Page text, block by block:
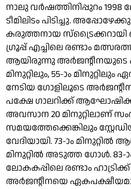
നാലു വര്‍ഷത്തിനിപ്പുറം 1998
ടീമിലിടം പിടിച്ചു.
കരുത്തനായ സ്ട്രൈക്കറായി
ഗ്രൂപ്പ് എച്ചിലെ രണ്ടാം
ആയിരുന്നു അര്‍ജന്റീനയുടെ
മിനുറ്റിലും, 55-ാം മിനുറ്റിലും
നേടിയ ഗോളിലൂടെ
പക്ഷേ ഗാലറിക്ക്
അവസാന 20 മിനുറ്റിലാണ്
സമയത്തേക്കെങ്കിലും
വേദിയായി. 73-ാം മിനുറ്റില്‍
മിനുറ്റില്‍ അടുത്ത ഗോള്‍. 83-ാം
ലോകകപ്പിലെ രണ്ടാം
അര്‍ജന്റീനയെ